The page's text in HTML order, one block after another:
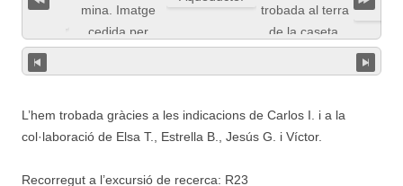
L’hem trobada gràcies a les indicacions de Carlos I. i a la
col·laboració de Elsa T., Estrella B., Jesús G. i Víctor.
Recorregut a l’excursió de recerca: R23